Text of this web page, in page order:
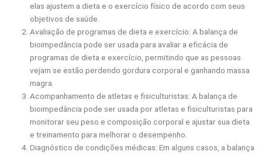
elas ajustem a dieta e o exercício físico de acordo com seus
objetivos de saúde.
Avaliação de programas de dieta e exercício: A balança de
bioimpedância pode ser usada para avaliar a eficácia de
programas de dieta e exercício, permitindo que as pessoas
vejam se estão perdendo gordura corporal e ganhando massa
magra.
Acompanhamento de atletas e fisiculturistas: A balança de
bioimpedância pode ser usada por atletas e fisiculturistas para
monitorar seu peso e composição corporal e ajustar sua dieta
e treinamento para melhorar o desempenho.
Diagnóstico de condições médicas: Em alguns casos, a balança